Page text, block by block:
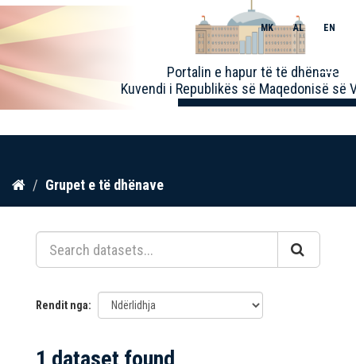
Kalo
përmbajtja
Portalin e hapur të të dhënave
Kuvendi i Republikës së Maqedonisë së
MK AL EN
Toggle
Grupet e të dhënave
Rendit nga